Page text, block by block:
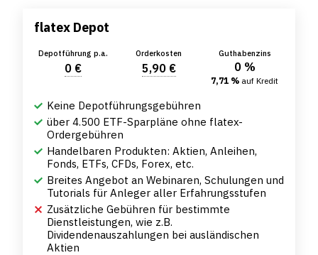
flatex Depot
Depotführung p.a.
0 €
Orderkosten
5,90 €
Guthabenzins
0 %
7,71 % auf Kredit
Keine Depotführungsgebühren
über 4.500 ETF-Sparpläne ohne flatex-
Ordergebühren
Handelbaren Produkten: Aktien, Anleihen,
Fonds, ETFs, CFDs, Forex, etc.
Breites Angebot an Webinaren, Schulungen und
Tutorials für Anleger aller Erfahrungsstufen
Zusätzliche Gebühren für bestimmte
Dienstleistungen, wie z.B.
Dividendenauszahlungen bei ausländischen
Aktien